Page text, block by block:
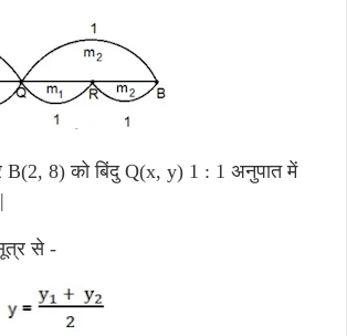
8) को बिंदु Q(x, y) 1 : 1 अनुपात में
से -